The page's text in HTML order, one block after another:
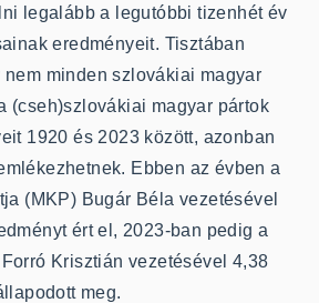
legalább a legutóbbi tizenhét év
eredményeit. Tisztában
minden szlovákiai magyar
(cseh)szlovákiai magyar pártok
1920 és 2023 között, azonban
Ebben az évben a
(MKP) Bugár Béla vezetésével
ért el, 2023-ban pedig a
Krisztián vezetésével 4,38
meg.